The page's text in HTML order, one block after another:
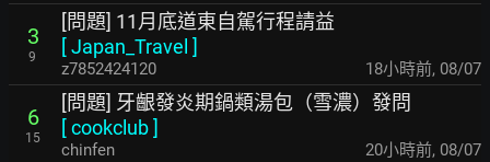
3
9
[問題] 11月底道東自駕行程請益
[Japan_Travel ]
z7852424120 18小時前, 08/07
6
15
[問題] 牙齦發炎期鍋類湯包（雪濃）發問
[cookclub]
chinfen 20小時前, 08/07